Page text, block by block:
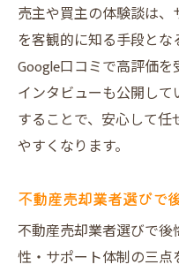
よう
売却本舗やラ
不動産売却で
識
大阪市の不動
不動産売却の
コツ
高評価を集める理
売主や買主の体験談は
を客観的に知る手段と
Google口コミで高評価
インタビューも公開し
することで、安心して
やすくなります。
不動産売却業者選びで
不動産売却業者選びで
性・サポート体制の三